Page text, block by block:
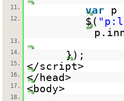
11.
var p
12. $(
13.
14.
});
15. </script>
16. </head>
17. <body>
18.